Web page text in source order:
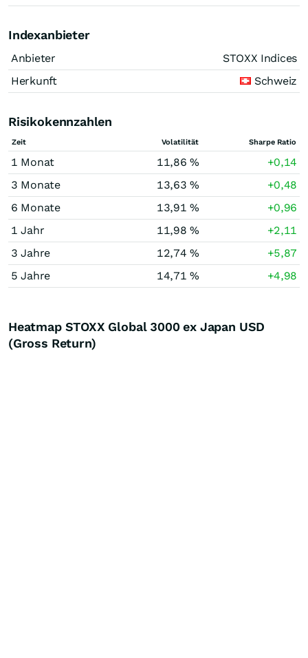
Indexanbieter
Anbieter
STOXX Indices
Herkunft
Schweiz
Risikokennzahlen
Zeit Volatilität Sharpe Ratio
1 Monat 11,86 %
+0,14
3 Monate
13,63 %
+0,48
6 Monate
13,91 %
+0,96
1 Jahr
11,98 %
+2,11
3 Jahre
12,74 %
+5,87
5 Jahre
14,71 % +4,98
Heatmap STOXX Global 3000 ex Japan USD
(Gross Return)